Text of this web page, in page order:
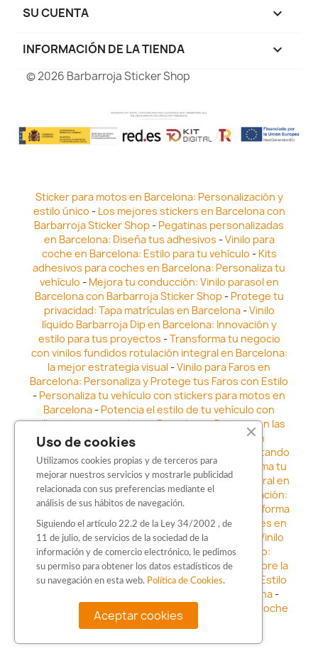
SU CUENTA 
INFORMACIÓN DE LA TIENDA keyboard_arrow_down
© 2026 Barbarroja Sticker Shop
Sticker para motos en Barcelona: Personalización y
estilo único - Los mejores stickers en Barcelona con
Barbarroja Sticker Shop- Pegatinas personalizadas
en Barcelona: Diseña tus adhesivos -Vinilo para
coche en Barcelona: Estilo para tu vehículo - Kits
adhesivos para coches en Barcelona: Personaliza tu
vehículo - Mejora tu conducción: Vinilo parasol en
Barcelona con Barbarroja Sticker Shop- Protege tu
privacidad: Tapa matrículas en Barcelona-Vinilo
líquido Barbarroja Dip en Barcelona: Innovación y
estilo para tus proyectos -Transforma tu negocio
con vinilos fundidos rotulación integral en Barcelona:
la mejor estrategia visual -Vinilo para Faros en
Barcelona: Personaliza y Protege tus Faros con Estilo
- Personaliza tu vehículo con stickers para motos en
Barcelona- Potencia el estilo de tu vehículo con
adhesivos para coche en Barcelona-Destaca en las
calles: Los Mejores stickers para coches en
Vinilo para faros en Barcelona: Resaltando
la Estética y Seguridad del Automóvil- Transforma tu
vehículo con los vinilos fundidos rotulación integral en
Barcelona-Explora la Innovación en Personalización:
Vinilo líquido barbarroja dip en Barcelona
Transforma
tu vehículo con estilo: Kits adhesivos para coches en
Barcelona-Personaliza tu vehículo con estilo: Vinilo
para coche en Barcelona-Destaca con Estilo:
Pegatinas personalizadas en Barcelona -Descubre la
distinción: Los Mejores stickers en Barcelona
Estilo
en movimiento: Sticker para motos en Barcelona-
Personalización sobre ruedas: Adhesivos para coche
en Barcelona
Uso de cookies
Utilizamos cookies propias y de terceros para
mejorar nuestros servicios y mostrarle publicidad
relacionada con sus preferencias mediante el
análisis de sus hábitos de navegación.
Siguiendo el artículo 22.2 de la Ley 34/2002 , de
11 de julio, de servicios de la sociedad de la
información y de comercio electrónico, le pedimos
su permiso para obtener los datos estadísticos de
su navegación en esta web. Política de Cookies.
Aceptar cookies